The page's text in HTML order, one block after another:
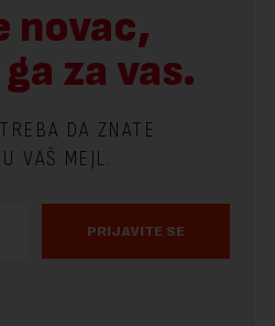
novac,
za vas.
DA ZNATE
VAŠ MEJL.
PRIJAVITE SE